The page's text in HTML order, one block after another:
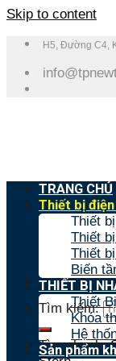
Skip to content
H5, Đường C4,
Tìm kiếm:
Tìm nhanh:
TRANG CHỦ
Thiết bị
Thiết
Thiết
Thiết
Biến
THIẾT BỊ
Thiết
Khóa
Hệ
Sản phẩm